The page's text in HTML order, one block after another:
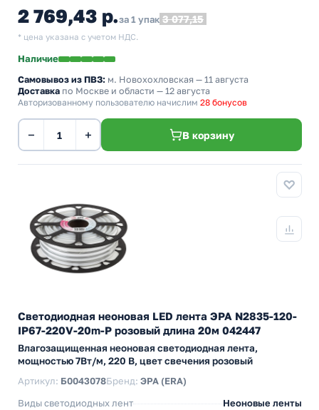
2 769,43 р.за 1 упак 3 077,15
* цена указана с учетом НДС.
Наличие
Самовывоз из ПВЗ: м. Новохохловская — 11 августа
Доставка по Москве и области — 12 августа
Авторизованному пользователю начислим 28 бонусов
− + В корзину
Светодиодная неоновая LED лента ЭРА N2835-120-
IP67-220V-20m-P розовый длина 20м 042447
Влагозащищенная неоновая светодиодная лента,
мощностью 7Вт/м, 220 В, цвет свечения розовый
Артикул: Б0043078Бренд: ЭРА (ERA)
Виды светодиодных лент
Неоновые ленты